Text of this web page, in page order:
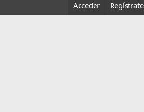
Acceder Regístrate